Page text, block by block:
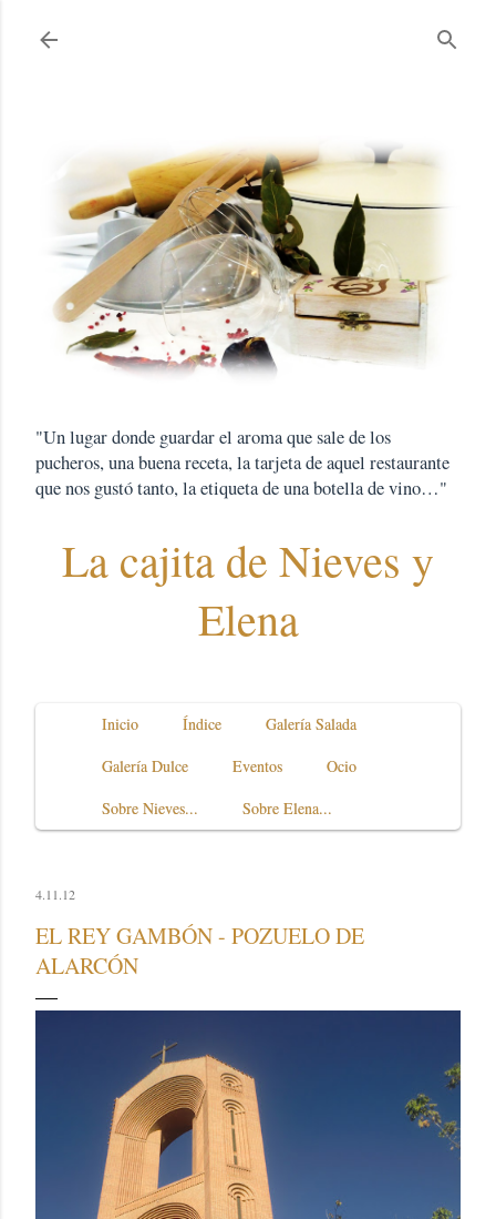
"Un lugar donde guardar el aroma que sale de los
pucheros, una buena receta, la tarjeta de aquel restaurante
que nos gustó tanto, la etiqueta de una botella de vino…"
La cajita de Nieves y
Elena
Inicio Índice
Galería Salada
Galería Dulce
Eventos
Ocio
Sobre Nieves...
Sobre Elena...
4.11.12
EL REY GAMBÓN - POZUELO DE
ALARCÓN